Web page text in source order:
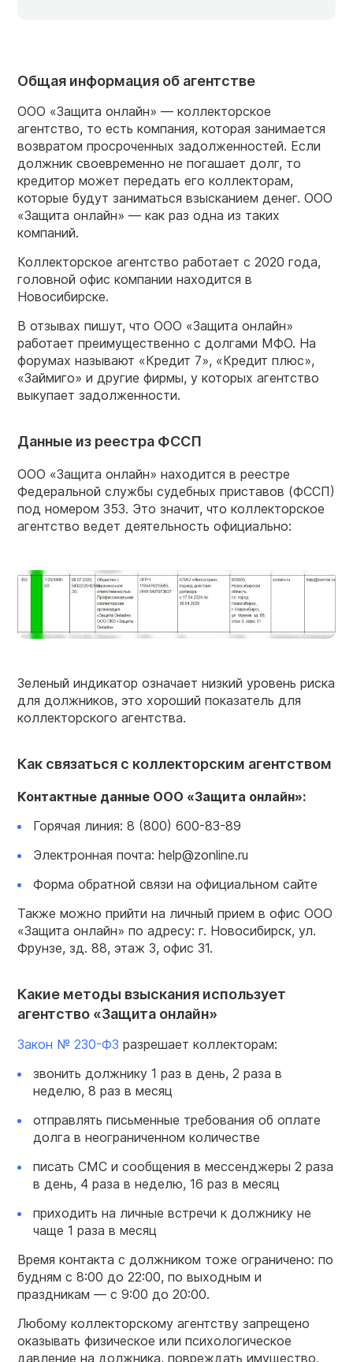
Общая информация об агентстве
ООО «Защита онлайн» — коллекторское
агентство, то есть компания, которая занимается
возвратом просроченных задолженностей. Если
должник своевременно не погашает долг, то
кредитор может передать его коллекторам,
которые будут заниматься взысканием денег. ООО
«Защита онлайн» — как раз одна из таких
компаний.
Коллекторское агентство работает с 2020 года,
головной офис компании находится в
Новосибирске.
В отзывах пишут, что ООО «Защита онлайн»
работает преимущественно с долгами МФО. На
форумах называют «Кредит 7», «Кредит плюс»,
«Займиго» и другие фирмы, у которых агентство
выкупает задолженности.
Данные из реестра ФССП
ООО «Защита онлайн» находится в реестре
Федеральной службы судебных приставов (ФССП)
под номером 353. Это значит, что коллекторское
агентство ведет деятельность официально:
Зеленый индикатор означает низкий уровень риска
для должников, это хороший показатель для
коллекторского агентства.
Как связаться с коллекторским агентством
Контактные данные ООО «Защита онлайн»:
Горячая линия: 8 (800) 600-83-89
Электронная почта: help@zonline.ru
Форма обратной связи на официальном сайте
Также можно прийти на личный прием в офис ООО
«Защита онлайн» по адресу: г. Новосибирск, ул.
Фрунзе, зд. 88, этаж 3, офис 31.
Какие методы взыскания использует
агентство «Защита онлайн»
Закон № 230-ФЗ разрешает коллекторам:
звонить должнику 1 раз в день, 2 раза в
неделю, 8 раз в месяц
отправлять письменные требования об оплате
долга в неограниченном количестве
писать СМС и сообщения в мессенджеры 2 раза
в день, 4 раза в неделю, 16 раз в месяц
приходить на личные встречи к должнику не
чаще 1 раза в месяц
Время контакта с должником тоже ограничено: по
будням с 8:00 до 22:00, по выходным и
праздникам — с 9:00 до 20:00.
Любому коллекторскому агентству запрещено
оказывать физическое или психологическое
давление на должника, повреждать имущество,